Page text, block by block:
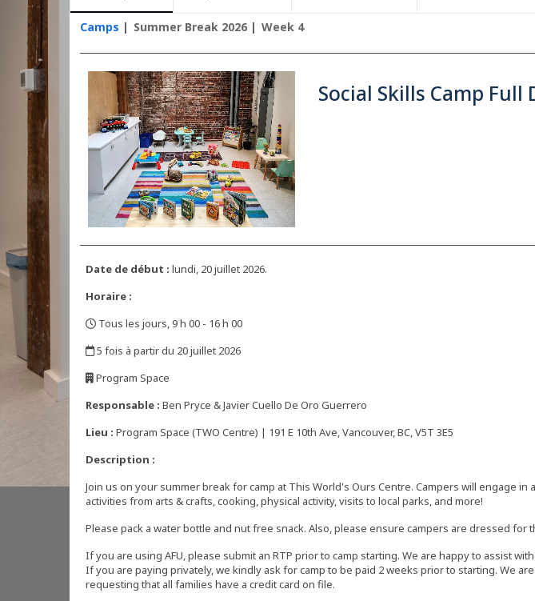
Camps Summer Break 2026 Week 4
Social Skills Camp Full
Date de début : lundi, 20 juillet 2026.
Horaire :
Tous les jours, 9 h 00 - 16 h 00
5 fois à partir du 20 juillet 2026
Program Space
Responsable : Ben Pryce & Javier Cuello De Oro Guerrero
Lieu : Program Space (TWO Centre) | 191 E 10th Ave, Vancouver, BC, V5T 3E5
Description :
Join us on your summer break for camp at This World's Ours Centre. Campers will engage in
activities from arts & crafts, cooking, physical activity, visits to local parks, and more!
Please pack a water bottle and nut free snack. Also, please ensure campers are dressed for
If you are using AFU, please submit an RTP prior to camp starting. We are happy to assist
If you are paying privately, we kindly ask for camp to be paid 2 weeks prior to starting. We
requesting that all families have a credit card on file.